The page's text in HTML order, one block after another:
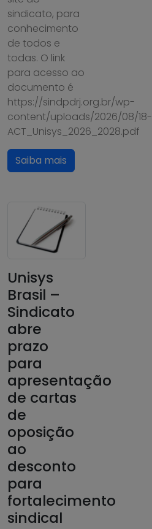
sindicato, para
conhecimento
de todos e
todas. O link
para acesso ao
documento é
https://sindpdrj.org.br/wp-
content/uploads/2026/08/18-
ACT_Unisys_2026_2028.pdf
Saiba mais
Unisys
Brasil –
Sindicato
abre
prazo
para
apresentação
de cartas
de
oposição
ao
desconto
para
fortalecimento
sindical